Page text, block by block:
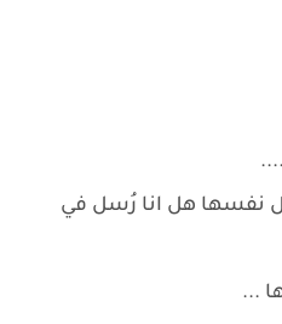
نفسها هل انا رُسل في
...